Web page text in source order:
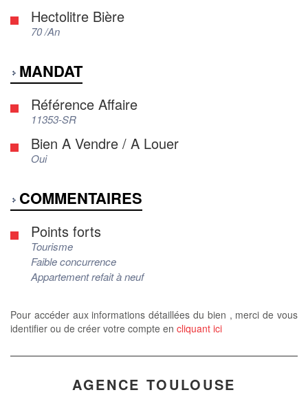
Hectolitre Bière
70 /An
MANDAT
Référence Affaire
11353-SR
Bien A Vendre / A Louer
Oui
COMMENTAIRES
Points forts
Tourisme
Faible concurrence
Appartement refait à neuf
Pour accéder aux informations détaillées du bien , merci de vous
identifier ou de créer votre compte en cliquant ici
AGENCE TOULOUSE